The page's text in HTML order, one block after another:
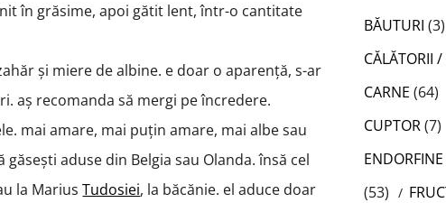
în grăsime, apoi gătit lent, într-o cantitate
și miere de albine. e doar o aparență, s-ar
aș recomanda să mergi pe încredere.
mai amare, mai puțin amare, mai albe sau
aduse din Belgia sau Olanda. însă cel
la MariusTudosiei, la băcănie. el aduce doar
BĂUTURI (3)
CĂLĂTORII
CARNE (64)
CUPTOR(7)
ENDORFINE
(53)